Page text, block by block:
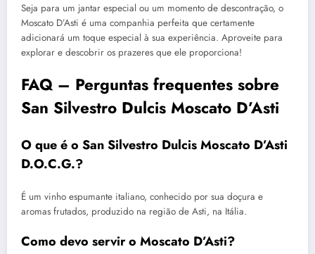
Seja para um jantar especial ou um momento de descontração, o
Moscato D’Asti é uma companhia perfeita que certamente
adicionará um toque especial à sua experiência. Aproveite para
explorar e descobrir os prazeres que ele proporciona!
FAQ – Perguntas frequentes sobre
San Silvestro Dulcis Moscato D’Asti
O que é o San Silvestro Dulcis Moscato D’Asti
D.O.C.G.?
É um vinho espumante italiano, conhecido por sua doçura e
aromas frutados, produzido na região de Asti, na Itália.
Como devo servir o Moscato D’Asti?